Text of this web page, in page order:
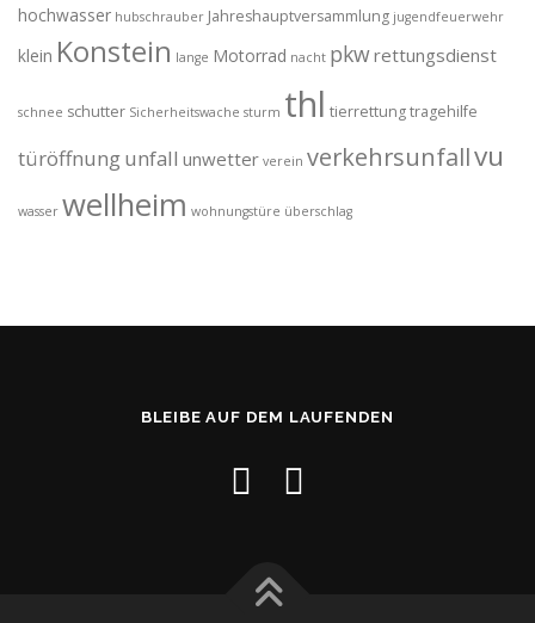
hochwasser hubschrauber Jahreshauptversammlung jugendfeuerwehr
klein Konstein lange Motorrad nacht pkwrettungsdienst
schnee schutter Sicherheitswache sturm thl tierrettungtragehilfe
türöffnungunfall unwetter verein verkehrsunfallvu
wasser wellheim wohnungstüre überschlag
BLEIBE AUF DEM LAUFENDEN